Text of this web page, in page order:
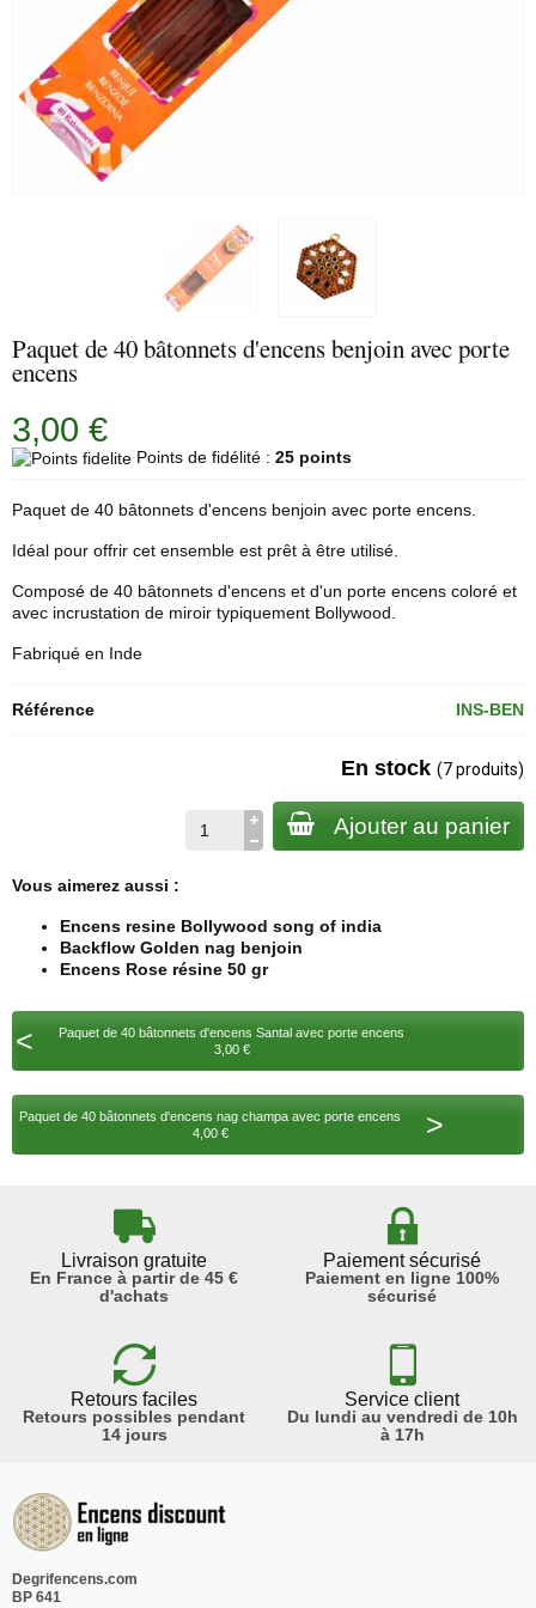
Paquet de 40 bâtonnets d'encens benjoin avec porte
encens
3,00 €
Points de fidélité : 25 points
Paquet de 40 bâtonnets d'encens benjoin avec porte encens.
Idéal pour offrir cet ensemble est prêt à être utilisé.
Composé de 40 bâtonnets d'encens et d'un porte encens coloré et
avec incrustation de miroir typiquement Bollywood.
Fabriqué en Inde
Référence INS-BEN
En stock (7 produits)
Ajouter au panier
Vous aimerez aussi :
Encens resine Bollywood song of india
Backflow Golden nag benjoin
Encens Rose résine 50 gr
<
Paquet de 40 bâtonnets d'encens Santal avec porte encens
3,00 €
Paquet de 40 bâtonnets d'encens nag champa avec porte encens
4,00 €
>
Livraison gratuite
En France à partir de 45 €
d'achats
Paiement sécurisé
Paiement en ligne 100%
sécurisé
Retours faciles
Retours possibles pendant
14 jours
Service client
Du lundi au vendredi de 10h
à 17h
Degrifencens.com
BP 641